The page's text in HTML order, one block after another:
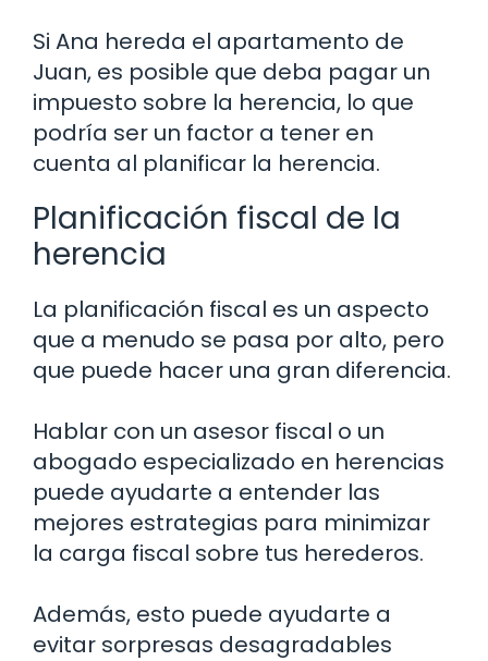
Si Ana hereda el apartamento de
Juan, es posible que deba pagar un
impuesto sobre la herencia, lo que
podría ser un factor a tener en
cuenta al planificar la herencia.
Planificación fiscal de la
herencia
La planificación fiscal es un aspecto
que a menudo se pasa por alto, pero
que puede hacer una gran diferencia.
Hablar con un asesor fiscal o un
abogado especializado en herencias
puede ayudarte a entender las
mejores estrategias para minimizar
la carga fiscal sobre tus herederos.
Además, esto puede ayudarte a
evitar sorpresas desagradables